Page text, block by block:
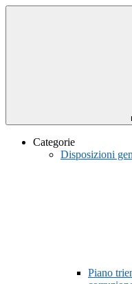
Categorie
Disposizioni
Piano